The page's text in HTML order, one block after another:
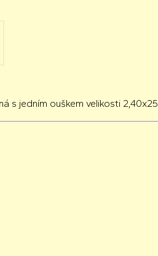
s jedním ouškem velikosti